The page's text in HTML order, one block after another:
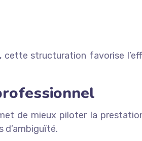
cette structuration favorise
de mieux piloter la
d’ambiguïté.